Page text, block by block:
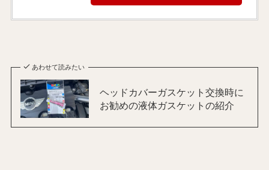
あわせて読みたい
ヘッドカバーガスケット交換時に
お勧めの液体ガスケットの紹介